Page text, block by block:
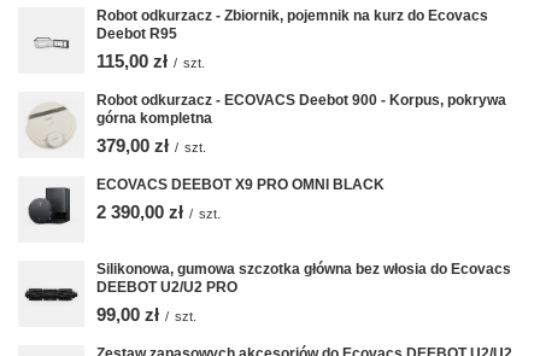
Robot odkurzacz - Zbiornik, pojemnik na kurz do Ecovacs
Deebot R95
115,00 zł / szt.
Robot odkurzacz - ECOVACS Deebot 900 - Korpus, pokrywa
górna kompletna
379,00 zł / szt.
ECOVACS DEEBOT X9 PRO OMNI BLACK
2 390,00 zł / szt.
Silikonowa, gumowa szczotka główna bez włosia do Ecovacs
DEEBOT U2/U2 PRO
99,00 zł / szt.